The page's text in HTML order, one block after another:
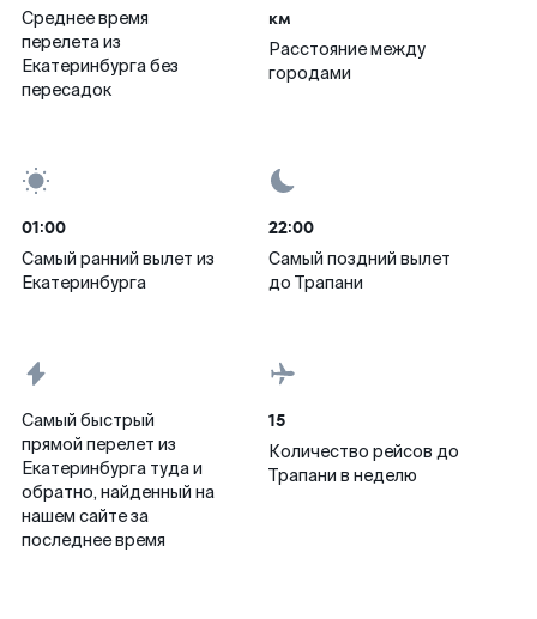
Среднее время
перелета из
Екатеринбурга без
пересадок
км
Расстояние между
городами
01:00
Самый ранний вылет из
Екатеринбурга
22:00
Самый поздний вылет
до Трапани
Самый быстрый
прямой перелет из
Екатеринбурга туда и
обратно, найденный на
нашем сайте за
последнее время
15
Количество рейсов до
Трапани в неделю